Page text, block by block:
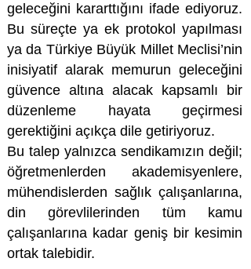
geleceğini kararttığını ifade ediyoruz.
Bu süreçte ya ek protokol yapılması
ya da Türkiye Büyük Millet Meclisi’nin
inisiyatif alarak memurun geleceğini
güvence altına alacak kapsamlı bir
düzenleme hayata geçirmesi
gerektiğini açıkça dile getiriyoruz.
Bu talep yalnızca sendikamızın değil;
öğretmenlerden akademisyenlere,
mühendislerden sağlık çalışanlarına,
din görevlilerinden tüm kamu
çalışanlarına kadar geniş bir kesimin
ortak talebidir.